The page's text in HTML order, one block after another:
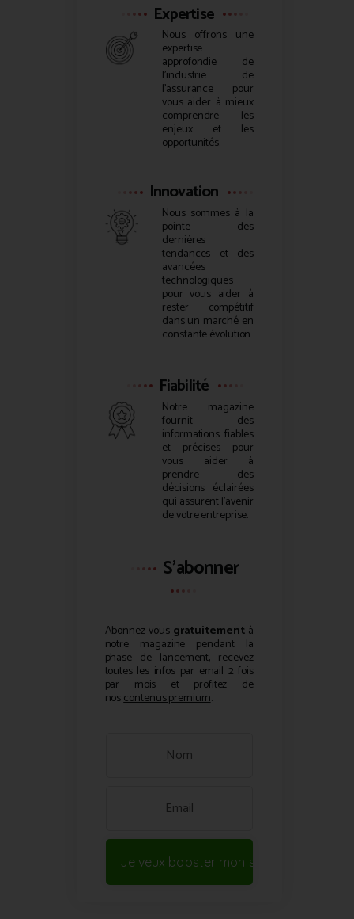
Expertise
Nous offrons une
expertise
approfondie de
l’industrie de
l’assurance pour
vous aider à mieux
comprendre les
enjeux et les
opportunités.
Innovation
Nous sommes à la
pointe des
dernières
tendances et des
avancées
technologiques
pour vous aider à
rester compétitif
dans un marché en
constante évolution.
Fiabilité
Notre magazine
fournit des
informations fiables
et précises pour
vous aider à
prendre des
décisions éclairées
qui assurent l’avenir
de votre entreprise.
S'abonner
Abonnez vous gratuitementà
notre magazine pendant la
phase de lancement, recevez
toutes les infos par email 2 fois
par mois et profitez de
noscontenus premium.
Je veux booster mon site !